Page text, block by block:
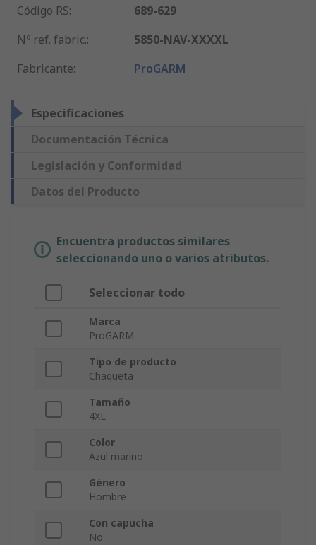
Código RS:
689-629
Nº ref. fabric.:
5850-NAV-XXXXL
Fabricante: ProGARM
Especificaciones
Documentación Técnica
Legislación y Conformidad
Datos del Producto
Encuentra productos similares
seleccionando uno o varios atributos.
Seleccionar todo
Marca
ProGARM
Tipo de producto
Chaqueta
Tamaño
4XL
Color
Azul marino
Género
Hombre
Con capucha
No